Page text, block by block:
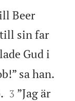
Beer
till sin far
Gud i
sa han.


3 ”Jag är